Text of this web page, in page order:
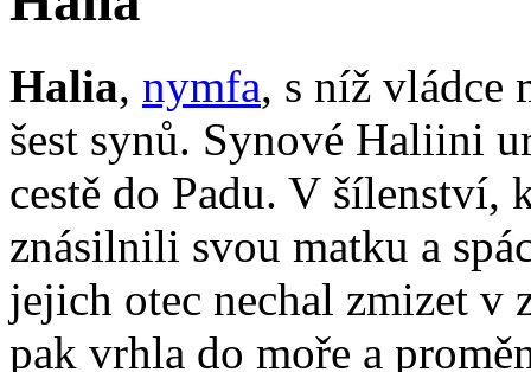
Halia, nymfa, s níž vládce
šest synů. Synové Haliini
cestě do Padu. V šílenství,
znásilnili svou matku a
jejich otec nechal zmizet v
pak vrhla do moře a